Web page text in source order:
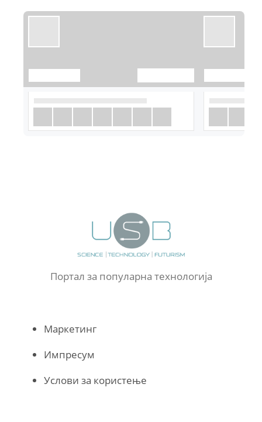
Портал за популарна технологија
Маркетинг
Импресум
Услови за користење